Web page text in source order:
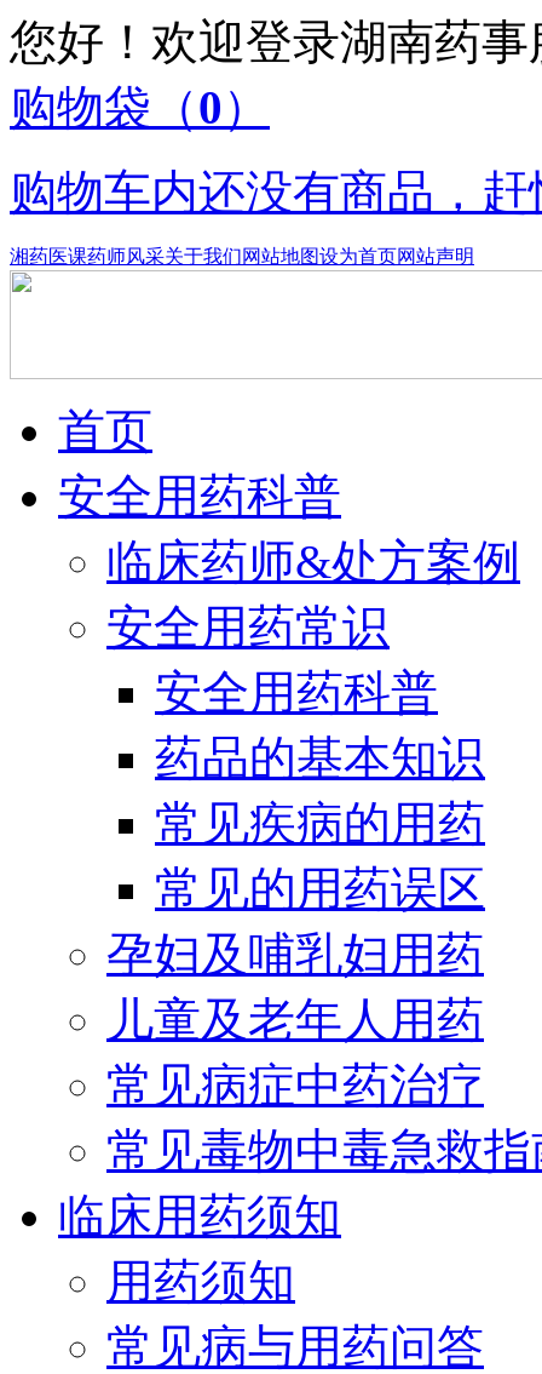
您好！欢迎登录湖南药
购物袋 （0）
购物车内还没有商品，
湘药医课药师风采关于我们网站地图设为首页网站声明
首页
安全用药科普
临床药师&处方案例
安全用药常识
安全用药科普
药品的基本知识
常见疾病的用药
常见的用药误区
孕妇及哺乳妇用药
儿童及老年人用药
常见病症中药治疗
常见毒物中毒急救指
临床用药须知
用药须知
常见病与用药问答